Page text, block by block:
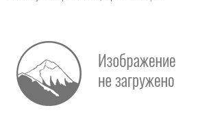
Работа мечты. Что банки делают
привлечь и удержать персонал -